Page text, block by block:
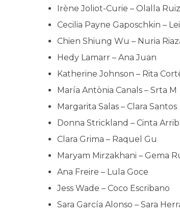
Irène Joliot-Curie – Olalla Ruiz
Cecilia Payne Gaposchkin –
Chien Shiung Wu – Nuria
Hedy Lamarr – Ana Juan
Katherine Johnson – Rita
María Antònia Canals – Srta M
Margarita Salas – Clara Santos
Donna Strickland – Cinta
Clara Grima – Raquel Gu
Maryam Mirzakhani – Gema
Ana Freire – Lula Goce
Jess Wade – Coco Escribano
Sara García Alonso – Sara